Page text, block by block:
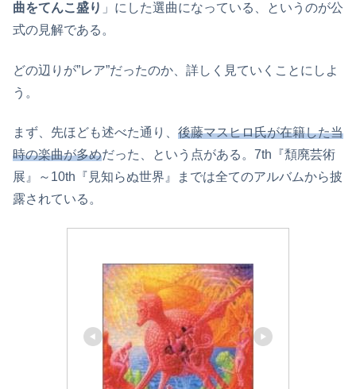
曲をてんこ盛り 」にした選曲になっている、というのが公
式の見解である。
どの辺りが”レア”だったのか、詳しく見ていくことにしよ
う。
まず、先ほども述べた通り、 後藤マスヒロ氏が在籍した当
時の楽曲が多めだった、という点がある。7th『頽廃芸術
展』～10th『見知らぬ世界』までは全てのアルバムから披
露されている。